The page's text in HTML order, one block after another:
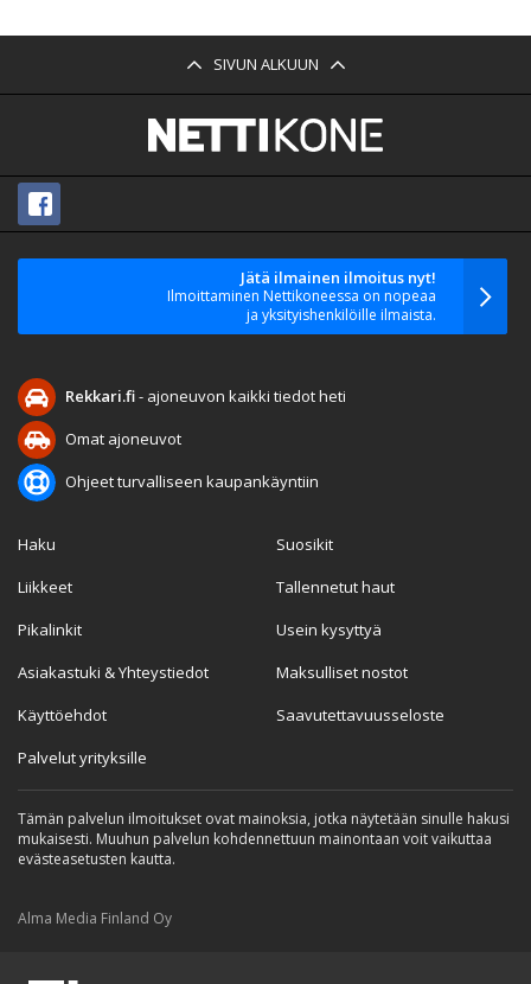
SIVUN ALKUUN
Jätä ilmainen ilmoitus nyt!
Ilmoittaminen Nettikoneessa on nopeaa
ja yksityishenkilöille ilmaista.
Rekkari.fi- ajoneuvon kaikki tiedot heti
Omat ajoneuvot
Ohjeet turvalliseen kaupankäyntiin
Haku
Liikkeet
Pikalinkit
Asiakastuki & Yhteystiedot
Käyttöehdot
Palvelut yrityksille
Suosikit
Tallennetut haut
Usein kysyttyä
Maksulliset nostot
Saavutettavuusseloste
Tämän palvelun ilmoitukset ovat mainoksia, jotka näytetään sinulle hakusi
mukaisesti. Muuhun palvelun kohdennettuun mainontaan voit vaikuttaa
evästeasetusten kautta.
Alma Media Finland Oy